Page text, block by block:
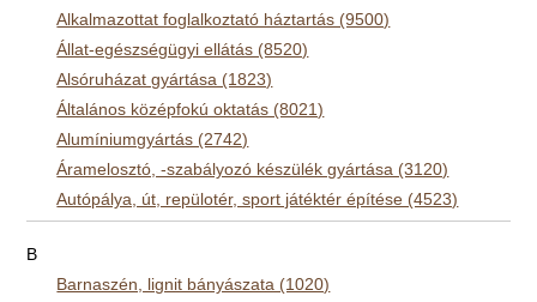
Alkalmazottat foglalkoztató háztartás (9500)
Állat-egészségügyi ellátás (8520)
Alsóruházat gyártása (1823)
Általános középfokú oktatás (8021)
Alumíniumgyártás (2742)
Áramelosztó, -szabályozó készülék gyártása (3120)
Autópálya, út, repülotér, sport játéktér építése (4523)
B
Barnaszén, lignit bányászata (1020)